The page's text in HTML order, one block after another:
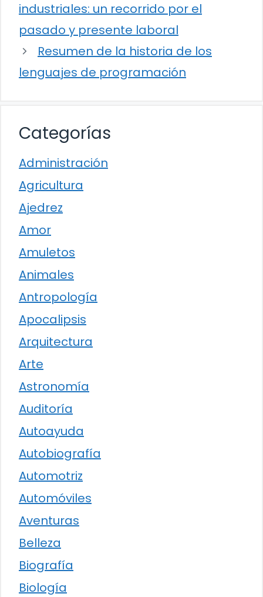
industriales: un recorrido por el
pasado y presente laboral
Resumen de la historia de los
lenguajes de programación
Categorías
Administración
Agricultura
Ajedrez
Amor
Amuletos
Animales
Antropología
Apocalipsis
Arquitectura
Arte
Astronomía
Auditoría
Autoayuda
Autobiografía
Automotriz
Automóviles
Aventuras
Belleza
Biografía
Biología